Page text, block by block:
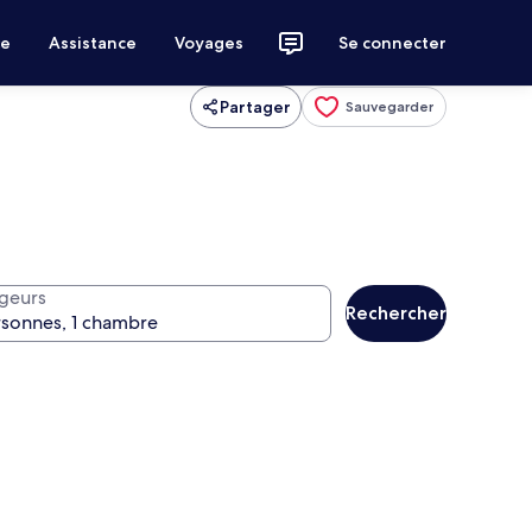
Assistance Voyages Se connecter
Partager Sauvegarder
Rechercher